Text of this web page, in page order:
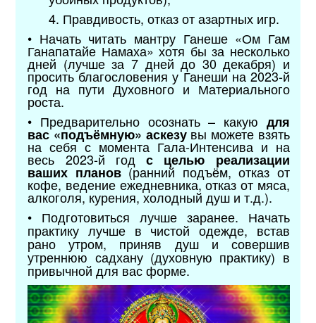
4. Правдивость, отказ от азартных игр.
• Начать читать мантру Ганеше «Ом Гам
Ганапатайе Намаха» хотя бы за несколько
дней (лучше за 7 дней до 30 декабря) и
просить благословения у Ганеши на 2023-й
год на пути Духовного и Материального
роста.
• Предварительно осознать – какую для
вас «подъёмную» аскезувы можете взять
на себя с момента Гала-Интенсива и на
весь 2023-й годс целью реализации
ваших планов(ранний подъём, отказ от
кофе, ведение ежедневника, отказ от мяса,
алкоголя, курения, холодный душ и т.д.).
• Подготовиться лучше заранее. Начать
практику лучше в чистой одежде, встав
рано утром, приняв душ и совершив
утреннюю садхану (духовную практику) в
привычной для вас форме.